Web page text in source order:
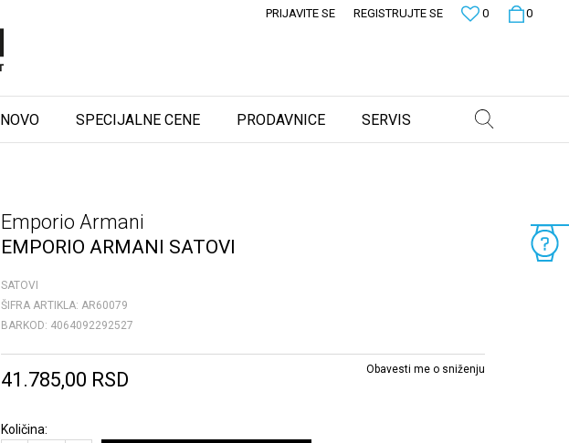
0
0
PRIJAVITE SE REGISTRUJTE SE
NOVO SPECIJALNE CENE PRODAVNICE SERVIS
Emporio Armani
EMPORIO ARMANI SATOVI
SATOVI
ŠIFRA ARTIKLA: AR60079
BARKOD: 4064092292527
41.785,00 RSD Obavesti me o sniženju
Količina: